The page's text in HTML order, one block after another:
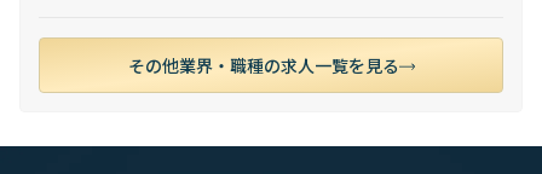
その他業界・職種の求人一覧を見る